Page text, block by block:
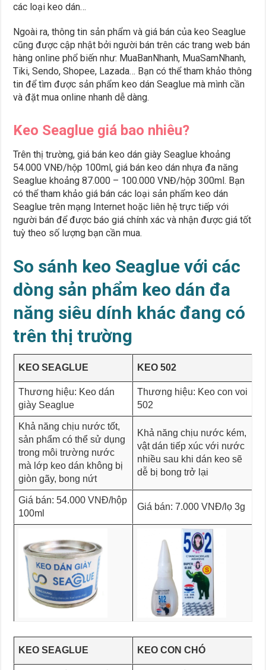
các loại keo dán…
Ngoài ra, thông tin sản phẩm và giá bán của keo Seaglue
cũng được cập nhật bởi người bán trên các trang web bán
hàng online phổ biến như: MuaBanNhanh, MuaSamNhanh,
Tiki, Sendo, Shopee, Lazada… Bạn có thể tham khảo thông
tin để tìm được sản phẩm keo dán Seaglue mà mình cần
và đặt mua online nhanh dễ dàng.
Keo Seaglue giá bao nhiêu?
Trên thị trường, giá bán keo dán giày Seaglue khoảng
54.000 VNĐ/hộp 100ml, giá bán keo dán nhựa đa năng
Seaglue khoảng 87.000 – 100.000 VNĐ/hộp 300ml. Bạn
có thể tham khảo giá bán các loại sản phẩm keo dán
Seaglue trên mạng Internet hoặc liên hệ trực tiếp với
người bán để được báo giá chính xác và nhận được giá tốt
tuỳ theo số lượng bạn cần mua.
So sánh keo Seaglue với các
dòng sản phẩm keo dán đa
năng siêu dính khác đang có
trên thị trường
KEO SEAGLUE KEO 502
Thương hiệu: Keo dán
giày Seaglue
Thương hiệu: Keo con voi
502
Khả năng chịu nước tốt,
sản phẩm có thể sử dụng
trong môi trường nước
mà lớp keo dán không bị
giòn gãy, bong nứt
Khả năng chịu nước kém,
vật dán tiếp xúc với nước
nhiều sau khi dán keo sẽ
dễ bị bong trở lại
Giá bán: 54.000 VNĐ/hộp
100ml
Giá bán: 7.000 VNĐ/lọ 3g
KEO SEAGLUE KEO CON CHÓ